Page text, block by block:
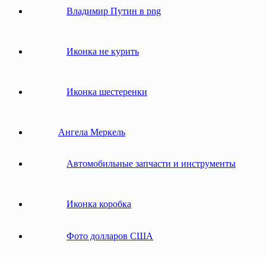
Владимир Путин в png
Иконка не курить
Иконка шестеренки
Ангела Меркель
Автомобильные запчасти и инструменты
Иконка коробка
Фото долларов США